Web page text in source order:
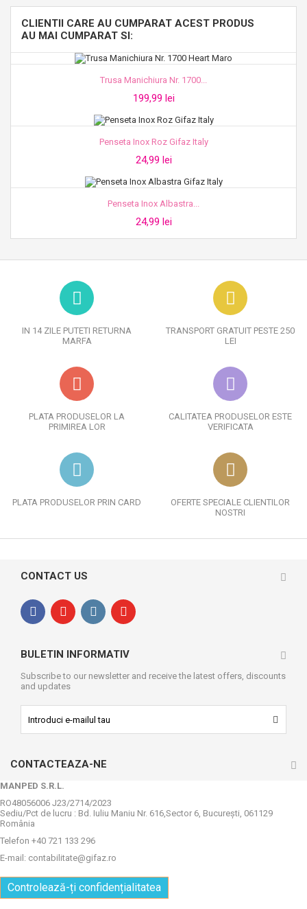
CLIENTII CARE AU CUMPARAT ACEST PRODUS
AU MAI CUMPARAT SI:
Trusa Manichiura Nr. 1700...
199,99 lei
Penseta Inox Roz Gifaz Italy
24,99 lei
Penseta Inox Albastra...
24,99 lei
IN 14 ZILE PUTETI RETURNA
MARFA
TRANSPORT GRATUIT PESTE 250
LEI
PLATA PRODUSELOR LA
PRIMIREA LOR
CALITATEA PRODUSELOR ESTE
VERIFICATA
PLATA PRODUSELOR PRIN CARD
OFERTE SPECIALE CLIENTILOR
NOSTRI
CONTACT US
BULETIN INFORMATIV
Subscribe to our newsletter and receive the latest offers, discounts
and updates
CONTACTEAZA-NE
MANPED S.R.L.
RO48056006 J23/2714/2023
Sediu/Pct de lucru : Bd. Iuliu Maniu Nr. 616,Sector 6, Bucureşti, 061129
România
Telefon +40 721 133 296
E-mail: contabilitate@gifaz.ro
Controlează-ți confidențialitatea